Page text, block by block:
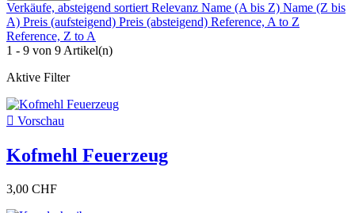
Verkäufe, absteigend sortiertRelevanz Name (A bis Z) Name (Z bis
A) Preis (aufsteigend) Preis (absteigend) Reference, A to Z
Reference, Z to A
1 - 9 von 9 Artikel(n)
Aktive Filter
 Vorschau
Kofmehl Feuerzeug
3,00 CHF